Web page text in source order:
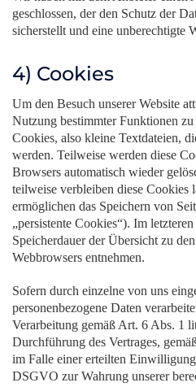
geschlossen, der den Schutz der
sicherstellt und eine unberechtigte
4) Cookies
Um den Besuch unserer Website
Nutzung bestimmter Funktionen
Cookies, also kleine Textdateien,
werden. Teilweise werden diese
Browsers automatisch wieder
teilweise verbleiben diese Cookies
ermöglichen das Speichern von
„persistente Cookies“). Im
Speicherdauer der Übersicht zu
Webbrowsers entnehmen.
Sofern durch einzelne von uns
personenbezogene Daten
Verarbeitung gemäß Art. 6 Abs. 1
Durchführung des Vertrages,
im Falle einer erteilten
DSGVO zur Wahrung unserer